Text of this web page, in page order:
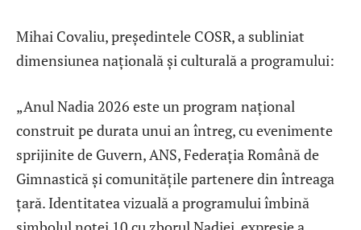
Mihai Covaliu, președintele COSR, a subliniat
dimensiunea națională și culturală a programului:
„Anul Nadia 2026 este un program național
construit pe durata unui an întreg, cu evenimente
sprijinite de Guvern, ANS, Federația Română de
Gimnastică și comunitățile partenere din întreaga
țară. Identitatea vizuală a programului îmbină